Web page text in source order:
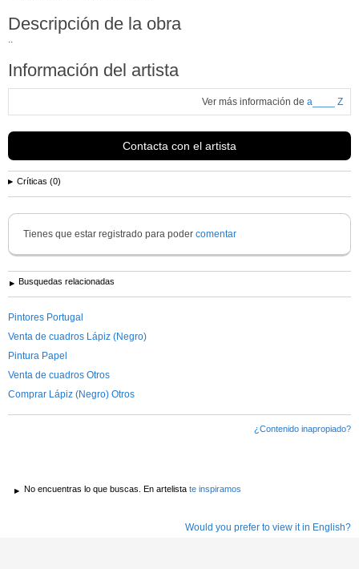
Descripción de la obra
..
Información del artista
Ver más información de a____ Z
Contacta con el artista
Críticas (0)
Tienes que estar registrado para poder comentar
Busquedas relacionadas
Pintores Portugal
Venta de cuadros Lápiz (Negro)
Pintura Papel
Venta de cuadros Otros
Comprar Lápiz (Negro) Otros
¿Contenido inapropiado?
No encuentras lo que buscas. En artelista te inspiramos
Would you prefer to view it in English?